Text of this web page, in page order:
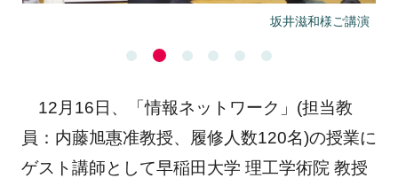
坂井滋和様ご講演
12月16日、「情報ネットワーク」(担当教
員：内藤旭惠准教授、履修人数120名)の授業に
ゲスト講師として早稲田大学 理工学術院 教授